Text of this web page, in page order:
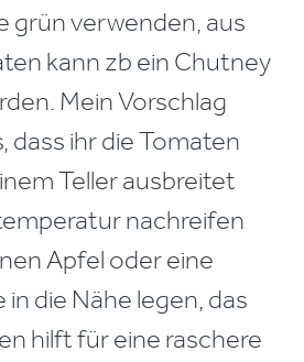
grün verwenden, aus
kann zb ein Chutney
Mein Vorschlag
dass ihr die Tomaten
Teller ausbreitet
nachreifen
Apfel oder eine
die Nähe legen, das
hilft für eine raschere